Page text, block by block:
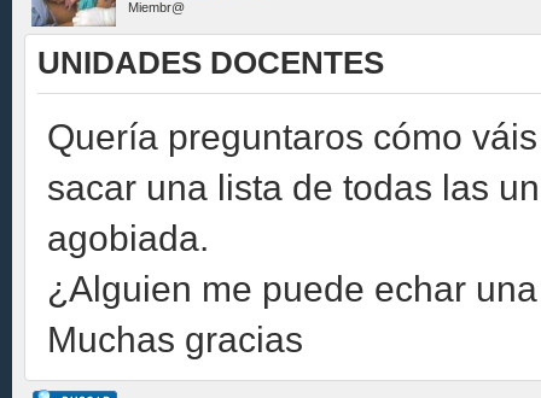
Miembr@
UNIDADES DOCENTES
Quería preguntaros cómo
sacar una lista de todas las
agobiada.
¿Alguien me puede echar
Muchas gracias